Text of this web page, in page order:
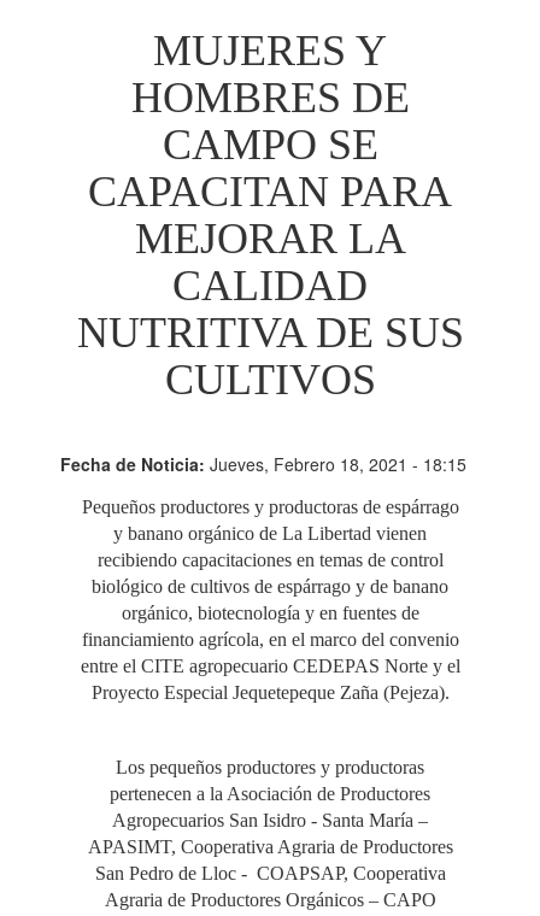
MUJERES Y
HOMBRES DE
CAMPO SE
CAPACITAN PARA
MEJORAR LA
CALIDAD
NUTRITIVA DE SUS
CULTIVOS
Fecha de Noticia: Jueves, Febrero 18, 2021 - 18:15
Pequeños productores y productoras de espárrago
y banano orgánico de La Libertad vienen
recibiendo capacitaciones en temas de control
biológico de cultivos de espárrago y de banano
orgánico, biotecnología y en fuentes de
financiamiento agrícola, en el marco del convenio
entre el CITE agropecuario CEDEPAS Norte y el
Proyecto Especial Jequetepeque Zaña (Pejeza).
Los pequeños productores y productoras
pertenecen a la Asociación de Productores
Agropecuarios San Isidro - Santa María –
APASIMT, Cooperativa Agraria de Productores
San Pedro de Lloc - COAPSAP, Cooperativa
Agraria de Productores Orgánicos – CAPO